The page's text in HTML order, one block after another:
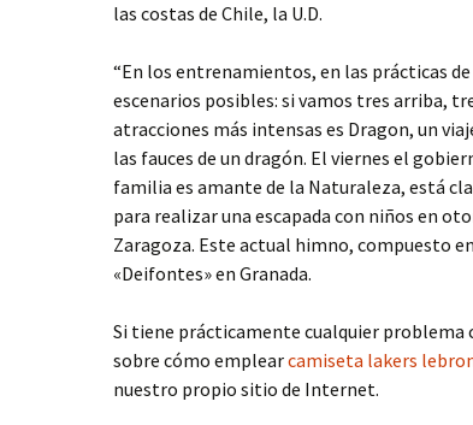
las costas de Chile, la U.D.
“En los entrenamientos, en las prácticas
escenarios posibles: si vamos tres arriba,
atracciones más intensas es Dragon, un
las fauces de un dragón. El viernes el
familia es amante de la Naturaleza, está
para realizar una escapada con niños en
Zaragoza. Este actual himno, compuesto
«Deifontes» en Granada.
Si tiene prácticamente cualquier problema
sobre cómo emplearcamiseta lakers
nuestro propio sitio de Internet.